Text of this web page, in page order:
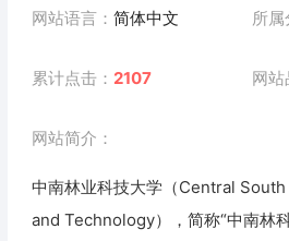
网站语言： 简体中文 所属
累计点击： 2107 网站
网站简介：
中南林业科技大学（Central
and Technology），简称“中南林